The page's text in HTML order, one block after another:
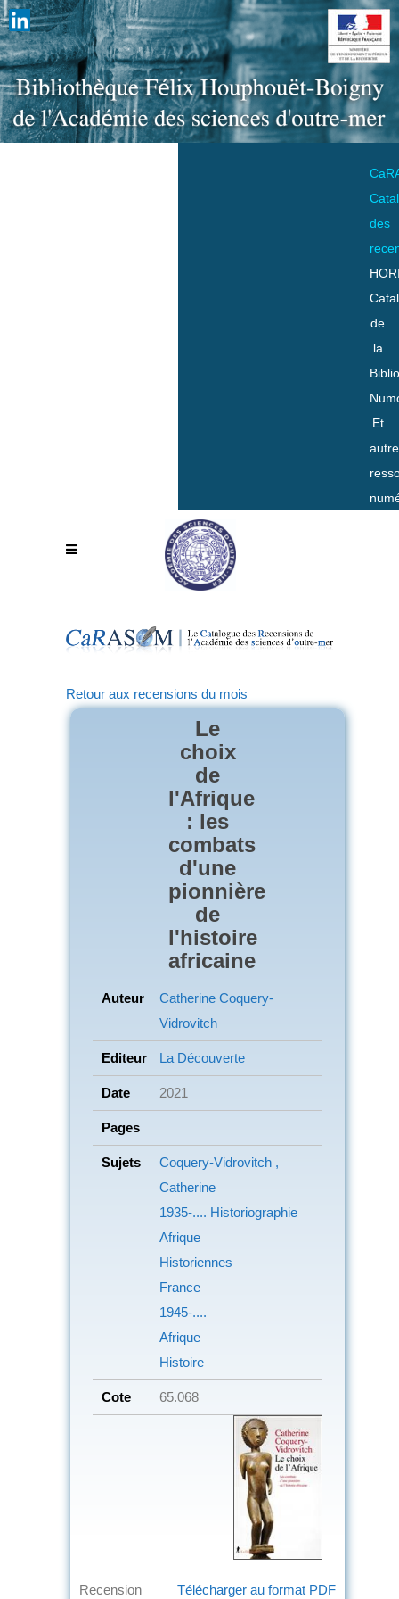
des
de
la
Et
Retour aux recensions du mois
Le
choix
de
l'Afrique
: les
combats
d'une
pionnière
de
l'histoire
africaine
Auteur
Catherine Coquery-
Vidrovitch
Editeur La Découverte
Date 2021
Pages
Sujets
Coquery-Vidrovitch ,
Catherine
1935-.... Historiographie
Afrique
Historiennes
France
1945-....
Afrique
Histoire
Cote 65.068
Télécharger au format PDF
Recension